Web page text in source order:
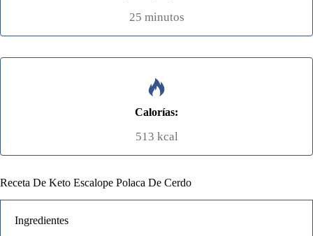
25 minutos
Calorías:
513 kcal
Receta De Keto Escalope Polaca De Cerdo
Ingredientes